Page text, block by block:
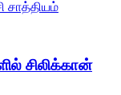
சிலிக்கான்